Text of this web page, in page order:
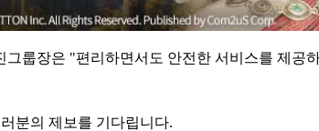
그룹장은 "편리하면서도 안전한 서비스를 제공
분의 제보를 기다립니다.